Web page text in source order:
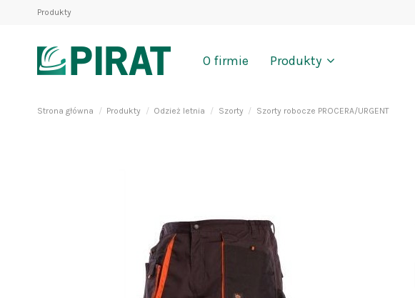
Produkty
O firmie Produkty
Strona główna Produkty Odzież letnia Szorty Szorty robocze PROCERA/URGENT